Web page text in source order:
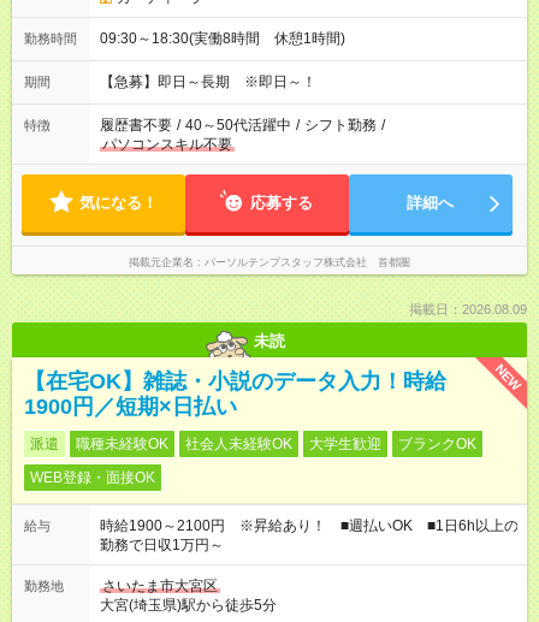
勤務時間 09:30～18:30(実働8時間 休憩1時間)
期間 【急募】即日～長期 ※即日～！
特徴 履歴書不要 / 40～50代活躍中 / シフト勤務 /
パソコンスキル不要
気になる！ 応募する 詳細へ
掲載元企業名 パーソルテンプスタッフ株式会社 首都圏
掲載日：2026.08.09
未読
NEW
【在宅OK】雑誌・小説のデータ入力！時給
1900円／短期×日払い
派遣 職種未経験OK 社会人未経験OK 大学生歓迎
ブランクOK
WEB登録・面接OK
給与
時給1900～2100円 ※昇給あり！ ■週払いOK ■1日6h以上の
勤務で日収1万円～
勤務地
さいたま市大宮区
大宮(埼玉県)駅から徒歩5分